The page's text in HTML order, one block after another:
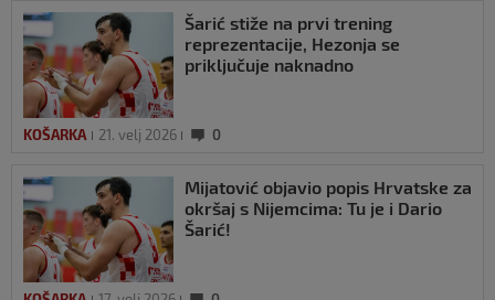
Šarić stiže na prvi trening
reprezentacije, Hezonja se
priključuje naknadno
KOŠARKA 21. velj 2026 0
Mijatović objavio popis Hrvatske za
okršaj s Nijemcima: Tu je i Dario
Šarić!